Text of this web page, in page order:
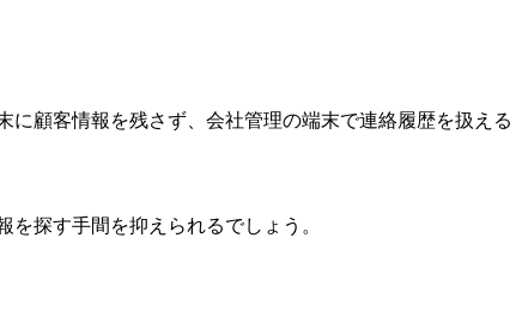
顧客情報を残さず、会社管理の端末で連絡履歴を扱える
探す手間を抑えられるでしょう。